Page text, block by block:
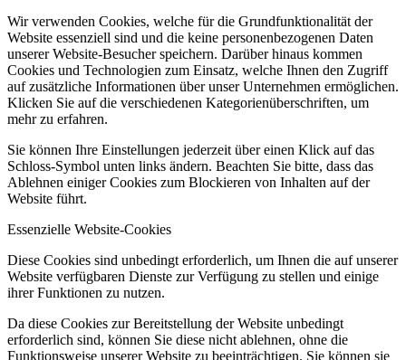
Wir verwenden Cookies, welche für die Grundfunktionalität der
Website essenziell sind und die keine personenbezogenen Daten
unserer Website-Besucher speichern. Darüber hinaus kommen
Cookies und Technologien zum Einsatz, welche Ihnen den Zugriff
auf zusätzliche Informationen über unser Unternehmen ermöglichen.
Klicken Sie auf die verschiedenen Kategorienüberschriften, um
mehr zu erfahren.
Sie können Ihre Einstellungen jederzeit über einen Klick auf das
Schloss-Symbol unten links ändern. Beachten Sie bitte, dass das
Ablehnen einiger Cookies zum Blockieren von Inhalten auf der
Website führt.
Essenzielle Website-Cookies
Diese Cookies sind unbedingt erforderlich, um Ihnen die auf unserer
Website verfügbaren Dienste zur Verfügung zu stellen und einige
ihrer Funktionen zu nutzen.
Da diese Cookies zur Bereitstellung der Website unbedingt
erforderlich sind, können Sie diese nicht ablehnen, ohne die
Funktionsweise unserer Website zu beeinträchtigen. Sie können sie